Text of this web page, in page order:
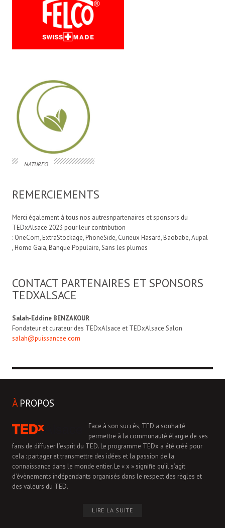
NATUREO
REMERCIEMENTS
Merci également à tous nos autresnpartenaires et sponsors du
TEDxAlsace 2023 pour leur contribution
: OneCom, ExtraStockage, PhoneSide, Curieux Hasard, Baobabe, Aupal
, Home Gaia, Banque Populaire, Sans les plumes
CONTACT PARTENAIRES ET SPONSORS
TEDXALSACE
Salah-Eddine BENZAKOUR
Fondateur et curateur des TEDxAlsace et TEDxAlsace Salon
salah@puissancee.com
ÀPROPOS
Face à son succès, TED a souhaité
permettre à la communauté élargie de ses
fans de diffuser l’esprit du TED. Le programme TEDx a été créé pour
cela : partager et transmettre des idées et la passion de la
connaissance dans le monde entier. Le « x » signifie qu’il s’agit
d’évènements indépendants organisés dans le respect des règles et
des valeurs du TED.
LIRE LA SUITE